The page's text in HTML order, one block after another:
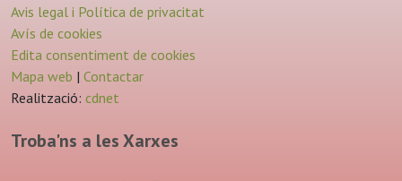
Avis legal i Política de privacitat
Avís de cookies
Edita consentiment de cookies
Mapa web | Contactar
Realització: cdnet
Troba'ns a les Xarxes